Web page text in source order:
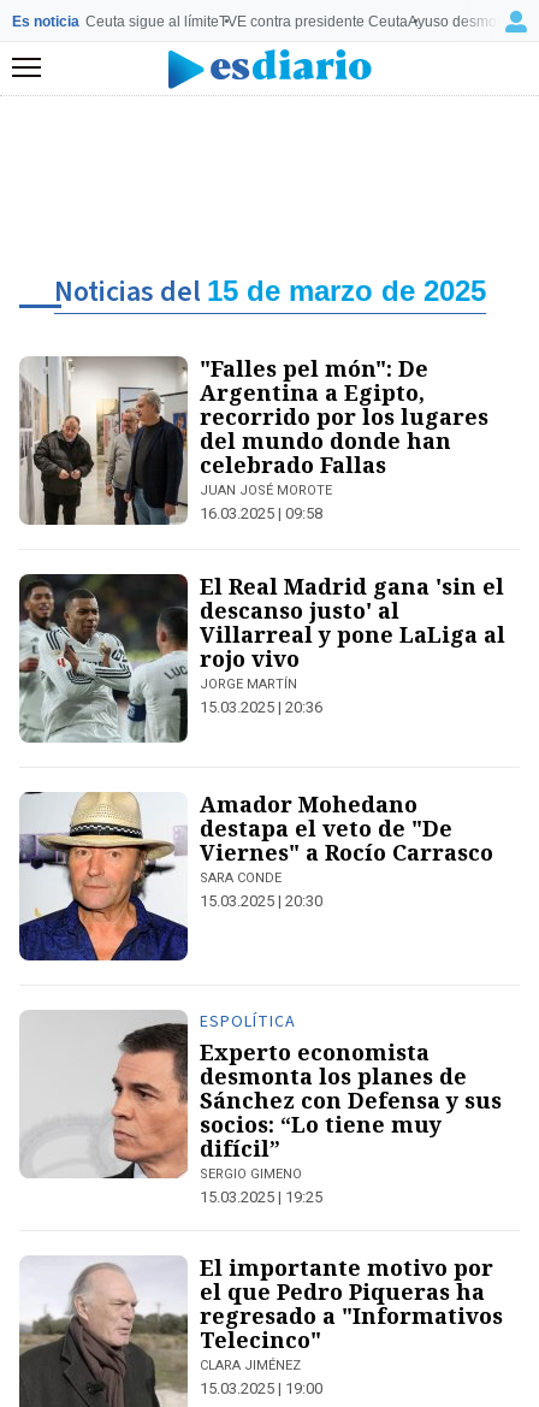
Es noticia Ceuta sigue al límiteTVE contra presidente CeutaAyuso desmonta a
Menú
Noticias del 15 de marzo de 2025
"Falles pel món": De
Argentina a Egipto,
recorrido por los lugares
del mundo donde han
celebrado Fallas
JUAN JOSÉ MOROTE
16.03.2025 | 09:58
El Real Madrid gana 'sin el
descanso justo' al
Villarreal y pone LaLiga al
rojo vivo
JORGE MARTÍN
15.03.2025 | 20:36
Amador Mohedano
destapa el veto de "De
Viernes" a Rocío Carrasco
SARA CONDE
15.03.2025 | 20:30
ESPOLÍTICA
Experto economista
desmonta los planes de
Sánchez con Defensa y sus
socios: “Lo tiene muy
difícil”
SERGIO GIMENO
15.03.2025 | 19:25
El importante motivo por
el que Pedro Piqueras ha
regresado a "Informativos
Telecinco"
CLARA JIMÉNEZ
15.03.2025 | 19:00